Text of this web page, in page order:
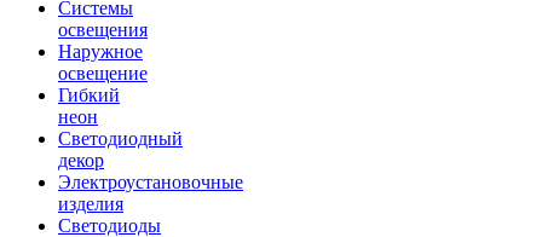
Системы
освещения
Наружное
освещение
Гибкий
неон
Светодиодный
декор
Электроустановочные
изделия
Светодиоды